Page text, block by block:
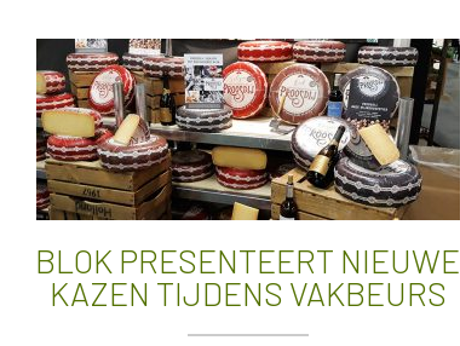
BLOK PRESENTEERT NIEUWE
KAZEN TIJDENS VAKBEURS